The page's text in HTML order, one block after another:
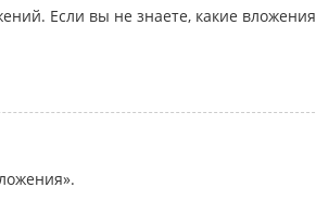
Если вы не знаете, какие вложения